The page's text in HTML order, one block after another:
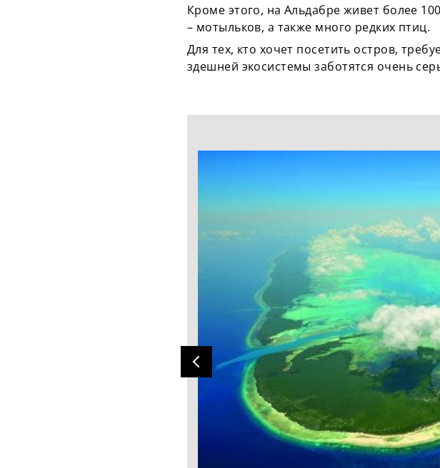
Кроме этого, на Альдабре живет более
– мотыльков, а также много редких птиц.
Для тех, кто хочет посетить остров,
здешней экосистемы заботятся очень